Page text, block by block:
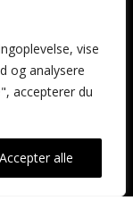
vise
og analysere
accepterer du
Accepter alle